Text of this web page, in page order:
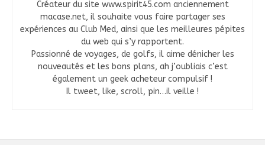
Créateur du site www.spirit45.com anciennement
macase.net, il souhaite vous faire partager ses
expériences au Club Med, ainsi que les meilleures pépites
du web qui s’y rapportent.
Passionné de voyages, de golfs, il aime dénicher les
nouveautés et les bons plans, ah j’oubliais c’est
également un geek acheteur compulsif !
Il tweet, like, scroll, pin…il veille !